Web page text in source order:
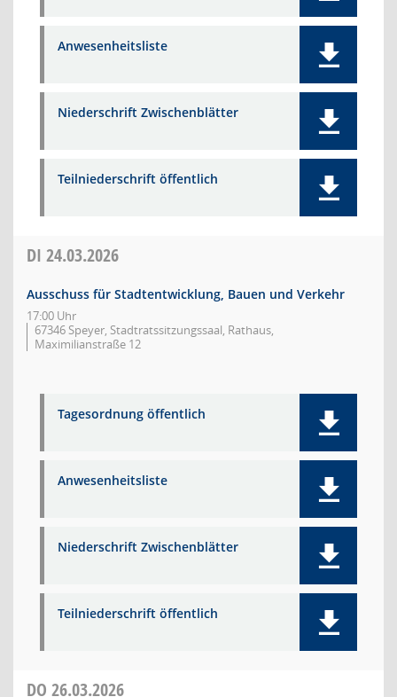
Anwesenheitsliste
Niederschrift Zwischenblätter
Teilniederschrift öffentlich
DI 24.03.2026
Ausschuss für Stadtentwicklung, Bauen und Verkehr
17:00 Uhr
67346 Speyer, Stadtratssitzungssaal, Rathaus,
Maximilianstraße 12
Tagesordnung öffentlich
Anwesenheitsliste
Niederschrift Zwischenblätter
Teilniederschrift öffentlich
DO 26.03.2026